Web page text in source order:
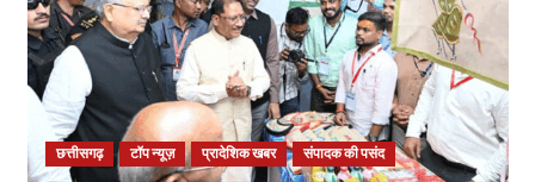
छत्तीसगढ़ टॉप न्यूज़ प्रादेशिक खबर संपादक की पसंद